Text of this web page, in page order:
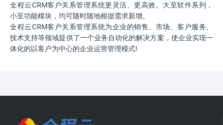
全程云CRM客户关系管理系统更灵活、更高效。大至软件系列，
小至功能模块，均可随时随地根据需求新增。
全程云CRM客户关系管理系统为企业的销售、市场、客户服务、
技术支持等领域提供了一个业务自动化的解决方案，使企业实现一
体化的以客户为中心的企业运营管理模式!